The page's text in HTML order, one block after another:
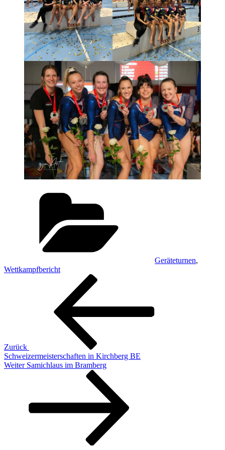
Geräteturnen,
Wettkampfbericht
Beitragsnavigation
Zurück
Schweizermeisterschaften in Kirchberg BE
Nächster
Weiter Samichlaus im Bramberg